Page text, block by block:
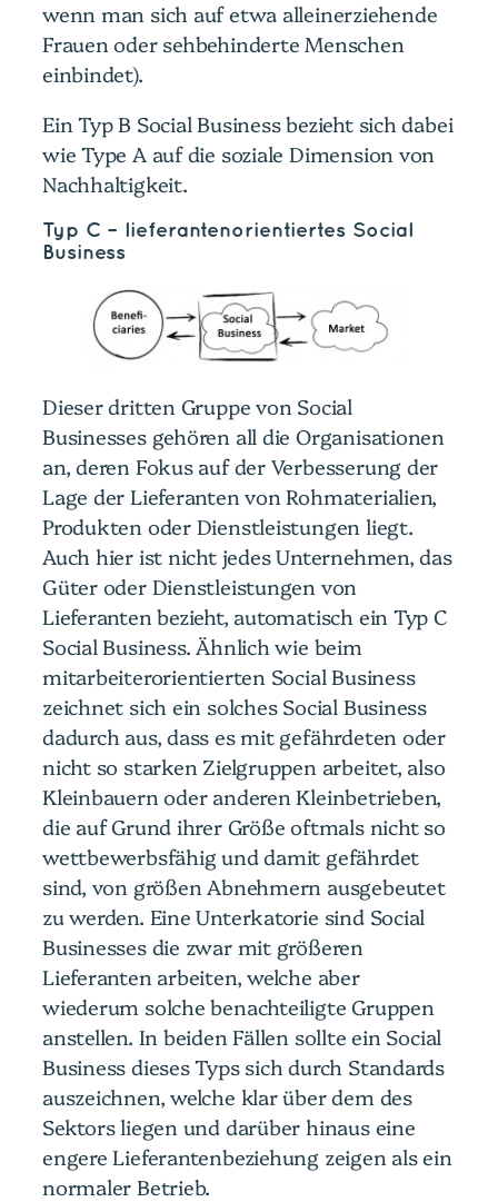
wenn man sich auf etwa alleinerziehende
Frauen oder sehbehinderte Menschen
einbindet).
Ein Typ B Social Business bezieht sich dabei
wie Type A auf die soziale Dimension von
Nachhaltigkeit.
Typ C – lieferantenorientiertes Social
Business
Dieser dritten Gruppe von Social
Businesses gehören all die Organisationen
an, deren Fokus auf der Verbesserung der
Lage der Lieferanten von Rohmaterialien,
Produkten oder Dienstleistungen liegt.
Auch hier ist nicht jedes Unternehmen, das
Güter oder Dienstleistungen von
Lieferanten bezieht, automatisch ein Typ C
Social Business. Ähnlich wie beim
mitarbeiterorientierten Social Business
zeichnet sich ein solches Social Business
dadurch aus, dass es mit gefährdeten oder
nicht so starken Zielgruppen arbeitet, also
Kleinbauern oder anderen Kleinbetrieben,
die auf Grund ihrer Größe oftmals nicht so
wettbewerbsfähig und damit gefährdet
sind, von größen Abnehmern ausgebeutet
zu werden. Eine Unterkatorie sind Social
Businesses die zwar mit größeren
Lieferanten arbeiten, welche aber
wiederum solche benachteiligte Gruppen
anstellen. In beiden Fällen sollte ein Social
Business dieses Typs sich durch Standards
auszeichnen, welche klar über dem des
Sektors liegen und darüber hinaus eine
engere Lieferantenbeziehung zeigen als ein
normaler Betrieb.